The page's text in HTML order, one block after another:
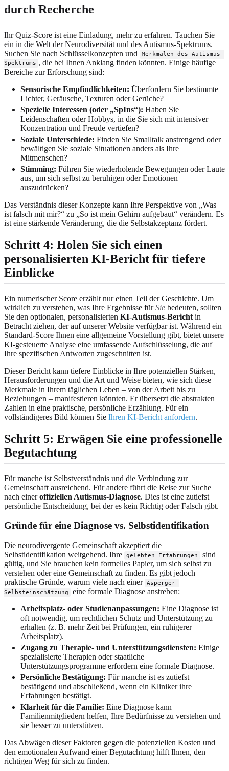
durch Recherche
Ihr Quiz-Score ist eine Einladung, mehr zu erfahren. Tauchen Sie
ein in die Welt der Neurodiversität und des Autismus-Spektrums.
Suchen Sie nach Schlüsselkonzepten und
Merkmalen des Autismus-
Spektrums , die bei Ihnen Anklang finden könnten. Einige häufige
Bereiche zur Erforschung sind:
Sensorische Empfindlichkeiten: Überfordern Sie bestimmte
Lichter, Geräusche, Texturen oder Gerüche?
Spezielle Interessen (oder „SpIns“): Haben Sie
Leidenschaften oder Hobbys, in die Sie sich mit intensiver
Konzentration und Freude vertiefen?
Soziale Unterschiede: Finden Sie Smalltalk anstrengend oder
bewältigen Sie soziale Situationen anders als Ihre
Mitmenschen?
Stimming: Führen Sie wiederholende Bewegungen oder Laute
aus, um sich selbst zu beruhigen oder Emotionen
auszudrücken?
Das Verständnis dieser Konzepte kann Ihre Perspektive von „Was
ist falsch mit mir?“ zu „So ist mein Gehirn aufgebaut“ verändern. Es
ist eine stärkende Veränderung, die die Selbstakzeptanz fördert.
Schritt 4: Holen Sie sich einen
personalisierten KI-Bericht für tiefere
Einblicke
Ein numerischer Score erzählt nur einen Teil der Geschichte. Um
wirklich zu verstehen, was Ihre Ergebnisse fürSie bedeuten, sollten
Sie den optionalen, personalisierten KI-Autismus-Bericht in
Betracht ziehen, der auf unserer Website verfügbar ist. Während ein
Standard-Score Ihnen eine allgemeine Vorstellung gibt, bietet unsere
KI-gesteuerte Analyse eine umfassende Aufschlüsselung, die auf
Ihre spezifischen Antworten zugeschnitten ist.
Dieser Bericht kann tiefere Einblicke in Ihre potenziellen Stärken,
Herausforderungen und die Art und Weise bieten, wie sich diese
Merkmale in Ihrem täglichen Leben – von der Arbeit bis zu
Beziehungen – manifestieren könnten. Er übersetzt die abstrakten
Zahlen in eine praktische, persönliche Erzählung. Für ein
vollständigeres Bild können Sie Ihren KI-Bericht anfordern.
Schritt 5: Erwägen Sie eine professionelle
Begutachtung
Für manche ist Selbstverständnis und die Verbindung zur
Gemeinschaft ausreichend. Für andere führt die Reise zur Suche
nach eineroffiziellen Autismus-Diagnose. Dies ist eine zutiefst
persönliche Entscheidung, bei der es kein Richtig oder Falsch gibt.
Gründe für eine Diagnose vs. Selbstidentifikation
Die neurodivergente Gemeinschaft akzeptiert die
Selbstidentifikation weitgehend. Ihre
gelebten Erfahrungen
sind
gültig, und Sie brauchen kein formelles Papier, um sich selbst zu
verstehen oder eine Gemeinschaft zu finden. Es gibt jedoch
praktische Gründe, warum viele nach einer Asperger-
Selbsteinschätzung
eine formale Diagnose anstreben:
Arbeitsplatz- oder Studienanpassungen: Eine Diagnose ist
oft notwendig, um rechtlichen Schutz und Unterstützung zu
erhalten (z. B. mehr Zeit bei Prüfungen, ein ruhigerer
Arbeitsplatz).
Zugang zu Therapie- und Unterstützungsdiensten: Einige
spezialisierte Therapien oder staatliche
Unterstützungsprogramme erfordern eine formale Diagnose.
Persönliche Bestätigung: Für manche ist es zutiefst
bestätigend und abschließend, wenn ein Kliniker ihre
Erfahrungen bestätigt.
Klarheit für die Familie: Eine Diagnose kann
Familienmitgliedern helfen, Ihre Bedürfnisse zu verstehen und
sie besser zu unterstützen.
Das Abwägen dieser Faktoren gegen die potenziellen Kosten und
den emotionalen Aufwand einer Begutachtung hilft Ihnen, den
richtigen Weg für sich zu finden.